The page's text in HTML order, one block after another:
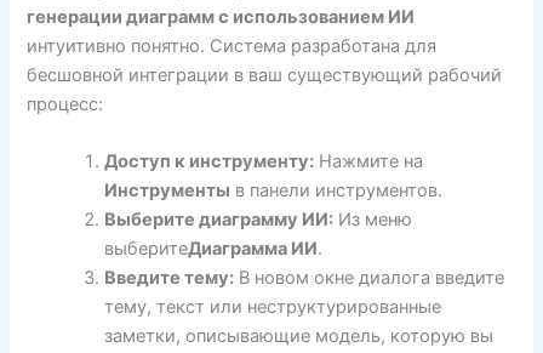
генерации диаграмм с использованием ИИ
интуитивно понятно. Система разработана для
бесшовной интеграции в ваш существующий рабочий
процесс:
Доступ к инструменту: Нажмите на
Инструменты в панели инструментов.
Выберите диаграмму ИИ: Из меню
выберитеДиаграмма ИИ.
Введите тему: В новом окне диалога введите
тему, текст или неструктурированные
заметки, описывающие модель, которую вы